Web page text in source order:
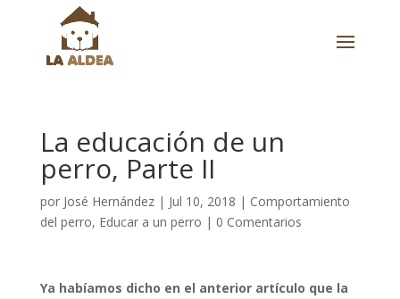
La educación de un
perro, Parte II
por José Hernández| Jul 10, 2018 | Comportamiento
del perro, Educar a un perro | 0 Comentarios
Ya habíamos dicho en el anterior artículo que la